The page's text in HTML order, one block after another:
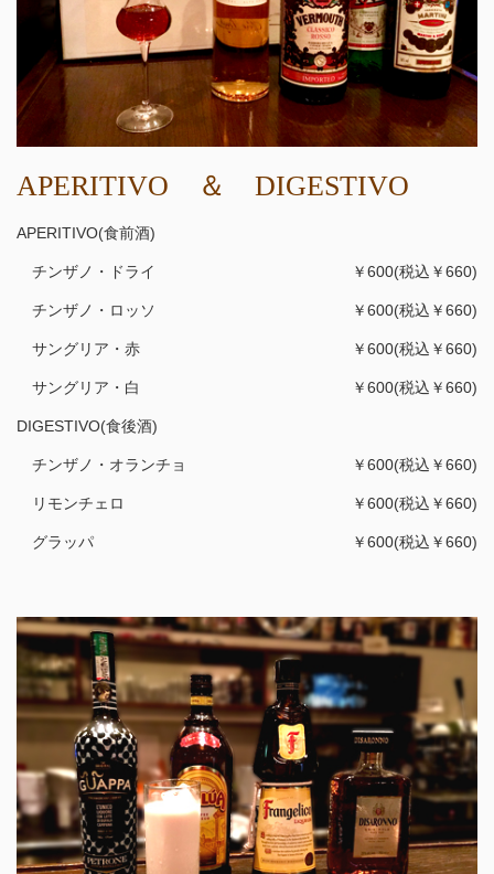
APERITIVO ＆ DIGESTIVO
APERITIVO(食前酒)
チンザノ・ドライ ￥600(税込￥660)
チンザノ・ロッソ ￥600(税込￥660)
サングリア・赤 ￥600(税込￥660)
サングリア・白 ￥600(税込￥660)
DIGESTIVO(食後酒)
チンザノ・オランチョ ￥600(税込￥660)
リモンチェロ ￥600(税込￥660)
グラッパ ￥600(税込￥660)